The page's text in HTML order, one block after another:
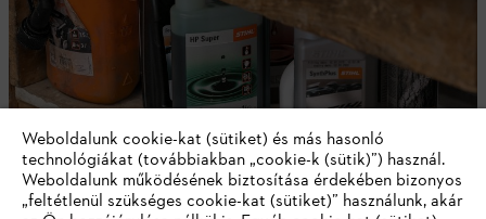
Weboldalunk cookie-kat (sütiket) és más hasonló
technológiákat (továbbiakban „cookie-k (sütik)”) használ.
Weboldalunk működésének biztosítása érdekében bizonyos
„feltétlenül szükséges cookie-kat (sütiket)” használunk, akár